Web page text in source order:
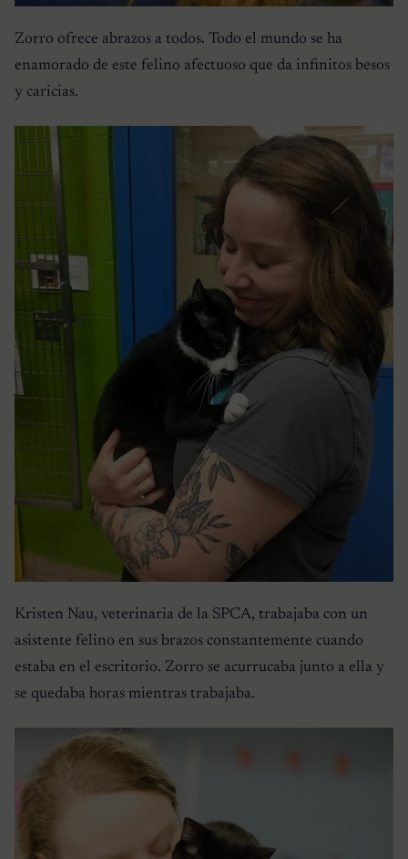
Zorro ofrece abrazos a todos. Todo el mundo se ha
enamorado de este felino afectuoso que da infinitos besos
y caricias.
Kristen Nau, veterinaria de la SPCA, trabajaba con un
asistente felino en sus brazos constantemente cuando
estaba en el escritorio. Zorro se acurrucaba junto a ella y
se quedaba horas mientras trabajaba.